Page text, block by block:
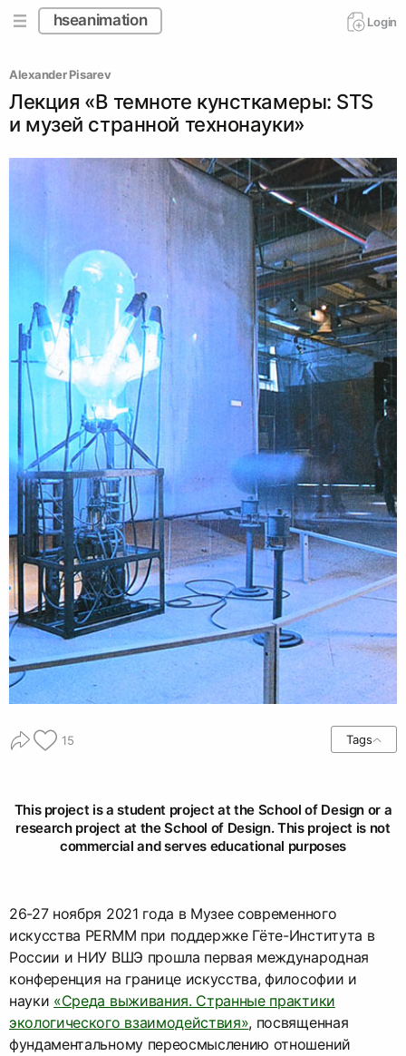
hseanimation Login
Alexander Pisarev
Лекция «В темноте кунсткамеры: STS
и музей странной технонауки»
15 Tags
This project is a student project at the School of Design or a
research project at the School of Design. This project is not
commercial and serves educational purposes
26-27 ноября 2021 года в Музее современного
искусства PERMM при поддержке Гёте-Института в
России и НИУ ВШЭ прошла первая международная
конференция на границе искусства, философии и
науки «Среда выживания. Странные практики
экологического взаимодействия», посвященная
фундаментальному переосмыслению отношений